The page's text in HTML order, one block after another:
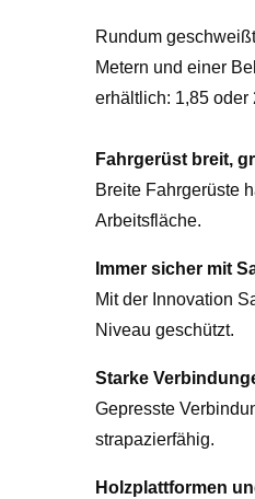
Rundum
Metern und einer
erhältlich: 1,85 oder
Fahrgerüst breit,
Breite Fahrgerüste
Arbeitsfläche.
Immer sicher mit
Mit der Innovation
Niveau geschützt.
Starke
Gepresste
strapazierfähig.
Holzplattformen